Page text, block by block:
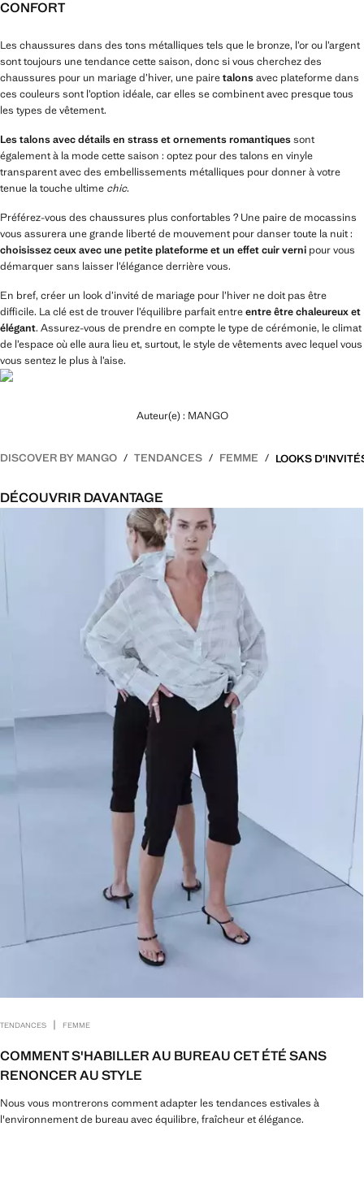
CONFORT
Les chaussures dans des tons métalliques tels que le bronze, l’or ou l’argent
sont toujours une tendance cette saison, donc si vous cherchez des
chaussures pour un mariage d’hiver, une pairetalonsavec plateforme dans
ces couleurs sont l’option idéale, car elles se combinent avec presque tous
les types de vêtement.
Les talons avec détails en strass et ornements romantiquessont
également à la mode cette saison : optez pour des talons en vinyle
transparent avec des embellissements métalliques pour donner à votre
tenue la touche ultime chic.
Préférez-vous des chaussures plus confortables ? Une paire de mocassins
vous assurera une grande liberté de mouvement pour danser toute la nuit :
choisissez ceux avec une petite plateforme et un effet cuir verni pour vous
démarquer sans laisser l’élégance derrière vous.
En bref, créer un look d’invité de mariage pour l’hiver ne doit pas être
difficile. La clé est de trouver l’équilibre parfait entreentre être chaleureux et
élégant. Assurez-vous de prendre en compte le type de cérémonie, le climat
de l’espace où elle aura lieu et, surtout, le style de vêtements avec lequel vous
vous sentez le plus à l’aise.
Auteur(e) : MANGO
DISCOVER BY MANGO TENDANCES FEMME
DÉCOUVRIR DAVANTAGE
TENDANCES | FEMME
COMMENT S'HABILLER AU BUREAU CET ÉTÉ SANS
RENONCER AU STYLE
Nous vous montrerons comment adapter les tendances estivales à
l'environnement de bureau avec équilibre, fraîcheur et élégance.